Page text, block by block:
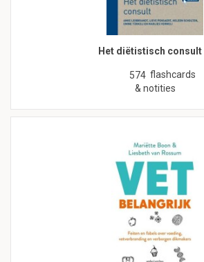
Het diëtistisch consult
574 flashcards
& notities